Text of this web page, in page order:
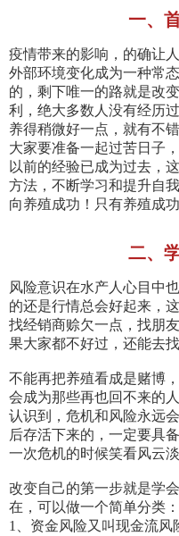
一、
疫情带来的影响，的确让
外部环境变化成为一种常
的，剩下唯一的路就是改
利，绝大多数人没有经历
养得稍微好一点，就有不
大家要准备一起过苦日子
以前的经验已成为过去，
方法，不断学习和提升自
向养殖成功！只有养殖成
二、
风险意识在水产人心目中
的还是行情总会好起来，
找经销商赊欠一点，找朋
果大家都不好过，还能去
不能再把养殖看成是赌博
会成为那些再也回不来的
认识到，危机和风险永远
后存活下来的，一定要具
一次危机的时候笑看风云淡
改变自己的第一步就是学
在，可以做一个简单分类：
1、资金风险又叫现金流风